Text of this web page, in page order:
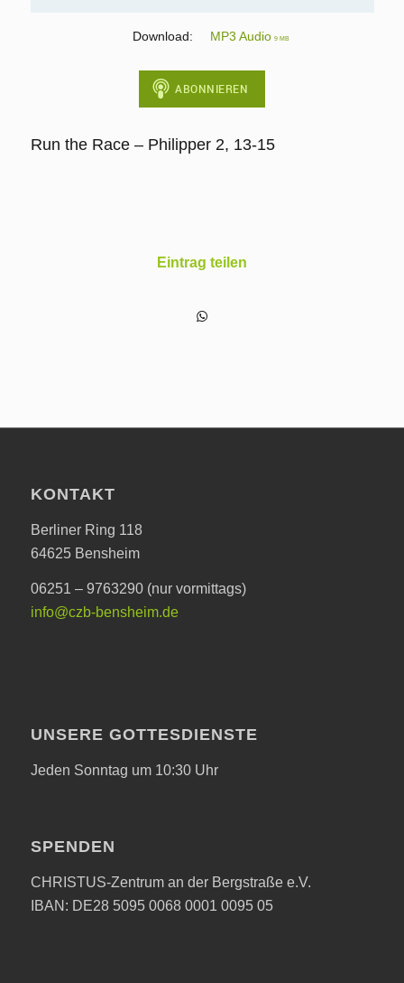
Download: MP3 Audio 9 MB
Run the Race – Philipper 2, 13-15
Eintrag teilen
KONTAKT
Berliner Ring 118
64625 Bensheim
06251 – 9763290 (nur vormittags)
info@czb-bensheim.de
UNSERE GOTTESDIENSTE
Jeden Sonntag um 10:30 Uhr
SPENDEN
CHRISTUS-Zentrum an der Bergstraße e.V.
IBAN: DE28 5095 0068 0001 0095 05